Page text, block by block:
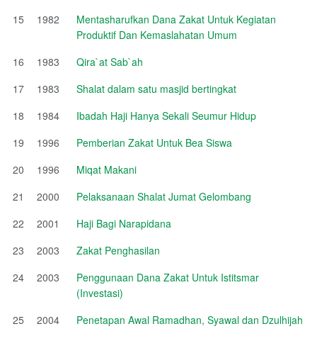
15
1982
Mentasharufkan Dana Zakat Untuk Kegiatan
Produktif Dan Kemaslahatan Umum
16
1983
Qira`at Sab`ah
17
1983
Shalat dalam satu masjid bertingkat
18
1984
Ibadah Haji Hanya Sekali Seumur Hidup
19
1996
Pemberian Zakat Untuk Bea Siswa
20
1996
Miqat Makani
21
2000
Pelaksanaan Shalat Jumat Gelombang
22
2001
Haji Bagi Narapidana
23
2003
Zakat Penghasilan
24
2003
Penggunaan Dana Zakat Untuk Istitsmar
(Investasi)
25
2004
Penetapan Awal Ramadhan, Syawal dan Dzulhijah